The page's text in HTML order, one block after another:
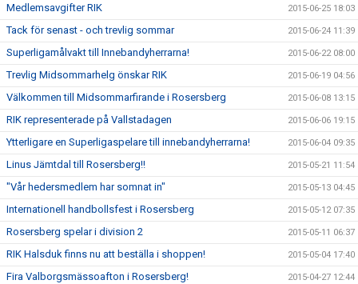
Medlemsavgifter RIK 2015-06-25 18:03
Tack för senast - och trevlig sommar 2015-06-24 11:39
Superligamålvakt till Innebandyherrarna! 2015-06-22 08:00
Trevlig Midsommarhelg önskar RIK 2015-06-19 04:56
Välkommen till Midsommarfirande i Rosersberg 2015-06-08 13:15
RIK representerade på Vallstadagen 2015-06-06 19:15
Ytterligare en Superligaspelare till innebandyherrarna! 2015-06-04 09:35
Linus Jämtdal till Rosersberg!! 2015-05-21 11:54
"Vår hedersmedlem har somnat in" 2015-05-13 04:45
Internationell handbollsfest i Rosersberg 2015-05-12 07:35
Rosersberg spelar i division 2 2015-05-11 06:37
RIK Halsduk finns nu att beställa i shoppen! 2015-05-04 17:40
Fira Valborgsmässoafton i Rosersberg! 2015-04-27 12:44